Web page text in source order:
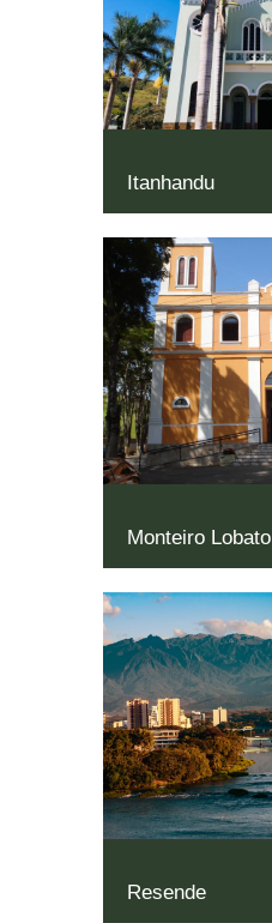
Itanhandu
Monteiro Lobato
Resende